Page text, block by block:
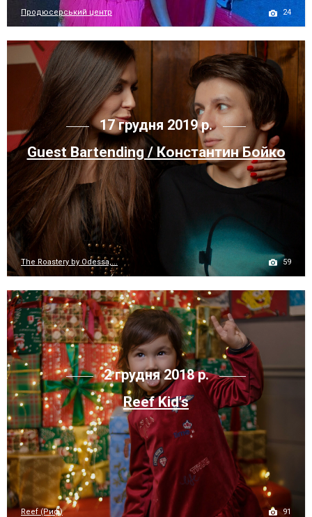
Продюсерський центр 24
17 грудня 2019 р.
Guest Bartending / Константин Бойко
The Roastery by Odessa,... 59
2 грудня 2018 р.
Reef Kid's
Reef (Риф) 91